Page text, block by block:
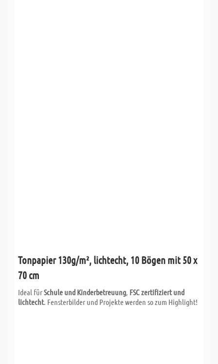
Tonpapier 130g/m², lichtecht, 10 Bögen mit 50 x
70 cm
Ideal fürSchule und Kinderbetreuung FSC zertifiziert und
lichtecht. Fensterbilder und Projekte werden so zum Highlight!